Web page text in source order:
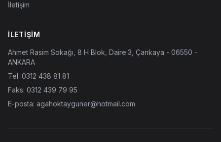
İletişim
İLETIŞIM
Ahmet Rasim Sokağı, 8 H Blok, Daire:3, Çankaya - 06550 -
ANKARA
Tel: 0312 438 81 81
Faks: 0312 439 79 95
E-posta: agahoktayguner@hotmail.com